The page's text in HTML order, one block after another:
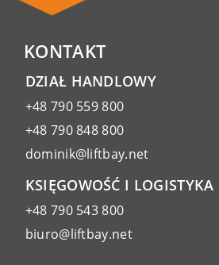
KONTAKT
DZIAŁ HANDLOWY
+48 790 559 800
+48 790 848 800
dominik@liftbay.net
KSIĘGOWOŚĆ I LOGISTYKA
+48 790 543 800
biuro@liftbay.net